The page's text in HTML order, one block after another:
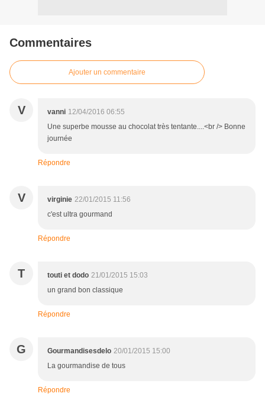
Commentaires
Ajouter un commentaire
V vanni 12/04/2016 06:55
Une superbe mousse au chocolat très tentante....<br /> Bonne
journée
Répondre
V virginie 22/01/2015 11:56
c'est ultra gourmand
Répondre
T touti et dodo 21/01/2015 15:03
un grand bon classique
Répondre
G Gourmandisesdelo 20/01/2015 15:00
La gourmandise de tous
Répondre